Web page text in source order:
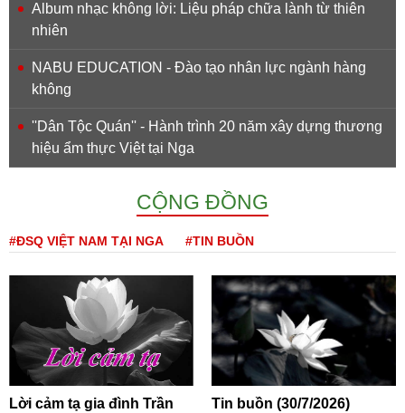
Album nhạc không lời: Liệu pháp chữa lành từ thiên
nhiên
NABU EDUCATION - Đào tạo nhân lực ngành hàng
không
''Dân Tộc Quán'' - Hành trình 20 năm xây dựng thương
hiệu ẩm thực Việt tại Nga
CỘNG ĐỒNG
#ĐSQ VIỆT NAM TẠI NGA #TIN BUỒN
Lời cảm tạ gia đình Trần
Tin buồn (30/7/2026)